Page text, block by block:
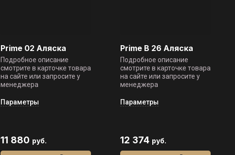
Prime 02 Аляска
Подробное описание
смотрите в карточке товара
на сайте или запросите у
менеджера
Параметры
11 880 руб.
Prime B 26 Аляска
Подробное описание
смотрите в карточке товара
на сайте или запросите у
менеджера
Параметры
12 374 руб.